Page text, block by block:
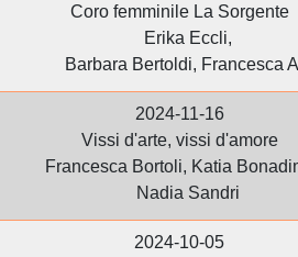
Coro femminile La Sorgente
Erika Eccli,
Barbara Bertoldi, Francesca
2024-11-16
Vissi d'arte, vissi d'amore
Francesca Bortoli, Katia
Nadia Sandri
2024-10-05